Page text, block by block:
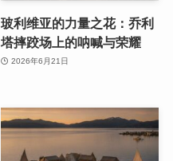
玻利维亚的力量之花：乔利
塔摔跤场上的呐喊与荣耀
2026年6月21日